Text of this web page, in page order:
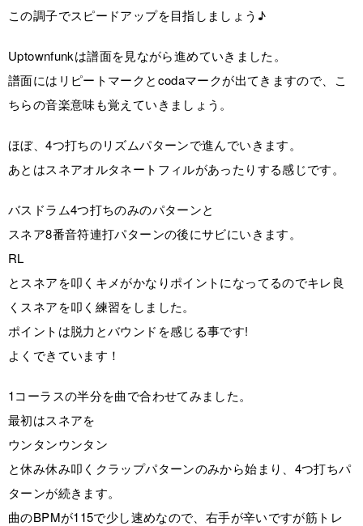
この調子でスピードアップを目指しましょう♪
Uptownfunkは譜面を見ながら進めていきました。
譜面にはリピートマークとcodaマークが出てきますので、こ
ちらの音楽意味も覚えていきましょう。
ほぼ、4つ打ちのリズムパターンで進んでいきます。
あとはスネアオルタネートフィルがあったりする感じです。
バスドラム4つ打ちのみのパターンと
スネア8番音符連打パターンの後にサビにいきます。
RL
とスネアを叩くキメがかなりポイントになってるのでキレ良
くスネアを叩く練習をしました。
ポイントは脱力とバウンドを感じる事です!
よくできています！
1コーラスの半分を曲で合わせてみました。
最初はスネアを
ウンタンウンタン
と休み休み叩くクラップパターンのみから始まり、4つ打ちパ
ターンが続きます。
曲のBPMが115で少し速めなので、右手が辛いですが筋トレ